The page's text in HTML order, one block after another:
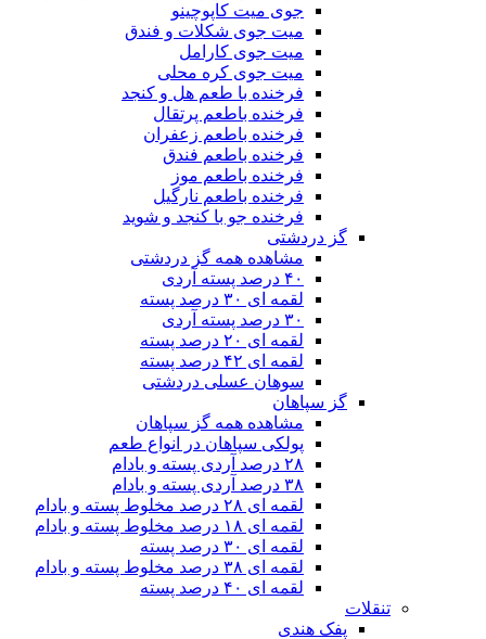
جوی میت کاپوچینو
میت جوی شکلات و فندق
میت جوی کارامل
میت جوی کره محلی
فرخنده با طعم هل و کنجد
فرخنده باطعم پرتقال
فرخنده باطعم زعفران
فرخنده باطعم فندق
فرخنده باطعم موز
فرخنده باطعم نارگیل
فرخنده جو با کنجد و شوید
گز دردشتی
مشاهده همه گز دردشتی
۴۰ درصد پسته آردی
لقمه ای ۳۰ درصد پسته
۳۰ درصد پسته آردی
لقمه ای ۲۰ درصد پسته
لقمه ای ۴۲ درصد پسته
سوهان عسلی دردشتی
گز سپاهان
مشاهده همه گز سپاهان
پولکی سپاهان در انواع طعم
۲۸ درصد آردی پسته و بادام
۳۸ درصد آردی پسته و بادام
لقمه ای ۲۸ درصد مخلوط پسته و بادام
لقمه ای ۱۸ درصد مخلوط پسته و بادام
لقمه ای ۳۰ درصد پسته
لقمه ای ۳۸ درصد مخلوط پسته و بادام
لقمه ای ۴۰ درصد پسته
تنقلات
پفک هندی